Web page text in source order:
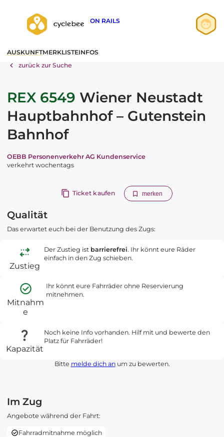
ON RAILS
AUSKUNFTMERKLISTEINFOS
zurück zur Suche
REX 6549 Wiener Neustadt
Hauptbahnhof – Gutenstein
Bahnhof
OEBB Personenverkehr AG Kundenservice
verkehrt wochentags
Ticket kaufen merken
Qualität
Das erwartet euch bei der Benutzung des Zugs:
Zustieg
Der Zustieg ist barrierefrei. Ihr könnt eure Räder
einfach in den Zug schieben.
Mitnahm
e
Ihr könnt eure Fahrräder ohne Reservierung
mitnehmen.
Kapazität
Noch keine Info vorhanden. Hilf mit und bewerte den
Platz für Fahrräder!
Bitte melde dich anum zu bewerten.
Im Zug
Angebote während der Fahrt:
Fahrradmitnahme möglich